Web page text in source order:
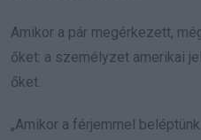
Amikor a pár megérkezett,
őket: a személyzet amerikai
őket.
„Amikor a férjemmel